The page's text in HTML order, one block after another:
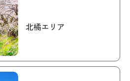
北橘エリア